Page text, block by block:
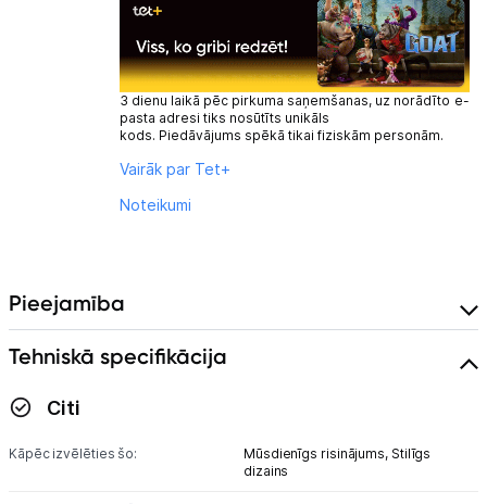
3 dienu laikā pēc pirkuma saņemšanas, uz norādīto e-
pasta adresi tiks nosūtīts unikāls
kods. Piedāvājums spēkā tikai fiziskām personām.
Vairāk par Tet+
Noteikumi
Pieejamība
Tehniskā specifikācija
Citi
Kāpēc izvēlēties šo: Mūsdienīgs risinājums, Stilīgs
dizains